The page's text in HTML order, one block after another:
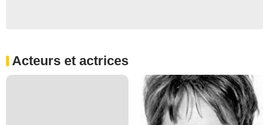
Acteurs et actrices